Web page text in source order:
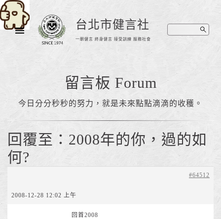
台北市健言社
一朝健言 終身健言 接受訓練 服務社會
留言板 Forum
今日分分秒秒的努力，就是未來點點滴滴的收穫。
回覆至：2008年的你，過的如
何?
2008-12-28 12:02 上午
#64512
回首2008